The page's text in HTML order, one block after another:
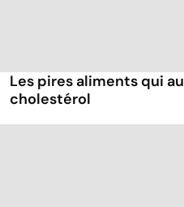
Les pires aliments qui
cholestérol